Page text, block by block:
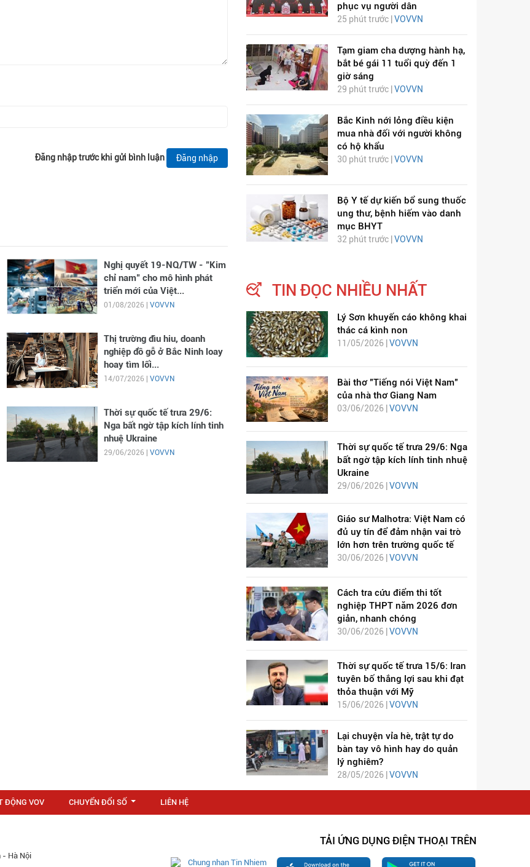
Đăng nhập trước khi gửi bình luận Đăng nhập
Nghị quyết 19-NQ/TW - "Kim
chỉ nam" cho mô hình phát
triển mới của Việt...
01/08/2026 | VOVVN
Thị trường đìu hiu, doanh
nghiệp đồ gỗ ở Bắc Ninh loay
hoay tìm lối...
14/07/2026 | VOVVN
Thời sự quốc tế trưa 29/6:
Nga bất ngờ tập kích lính tinh
nhuệ Ukraine
29/06/2026 | VOVVN
phục vụ người dân
25 phút trước | VOVVN
Tạm giam cha dượng hành hạ,
bắt bé gái 11 tuổi quỳ đến 1
giờ sáng
29 phút trước | VOVVN
Bắc Kinh nới lỏng điều kiện
mua nhà đối với người không
có hộ khẩu
30 phút trước | VOVVN
Bộ Y tế dự kiến bổ sung thuốc
ung thư, bệnh hiếm vào danh
mục BHYT
32 phút trước | VOVVN
TIN ĐỌC NHIỀU NHẤT
Lý Sơn khuyến cáo không khai
thác cá kình non
11/05/2026 | VOVVN
Bài thơ "Tiếng nói Việt Nam"
của nhà thơ Giang Nam
03/06/2026 |VOVVN
Thời sự quốc tế trưa 29/6: Nga
bất ngờ tập kích lính tinh nhuệ
Ukraine
29/06/2026 | VOVVN
Giáo sư Malhotra: Việt Nam có
đủ uy tín để đảm nhận vai trò
lớn hơn trên trường quốc tế
30/06/2026 | VOVVN
Cách tra cứu điểm thi tốt
nghiệp THPT năm 2026 đơn
giản, nhanh chóng
30/06/2026 |VOVVN
Thời sự quốc tế trưa 15/6: Iran
tuyên bố thắng lợi sau khi đạt
thỏa thuận với Mỹ
15/06/2026 | VOVVN
Lại chuyện vỉa hè, trật tự do
bàn tay vô hình hay do quản
lý nghiêm?
28/05/2026 | VOVVN
ĐỘNG VOV CHUYỂN ĐỔI SỐ LIÊN HỆ
- Hà Nội
TẢI ỨNG DỤNG ĐIỆN THOẠI TRÊN